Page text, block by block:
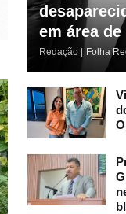
em área
Redação | Folha